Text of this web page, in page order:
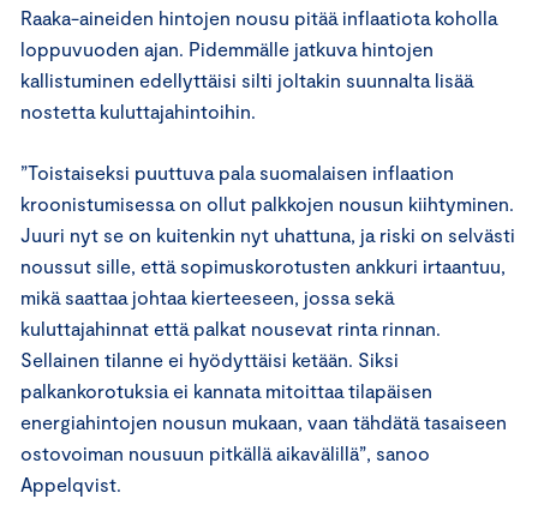
Raaka-aineiden hintojen nousu pitää inflaatiota koholla
loppuvuoden ajan. Pidemmälle jatkuva hintojen
kallistuminen edellyttäisi silti joltakin suunnalta lisää
nostetta kuluttajahintoihin.
”Toistaiseksi puuttuva pala suomalaisen inflaation
kroonistumisessa on ollut palkkojen nousun kiihtyminen.
Juuri nyt se on kuitenkin nyt uhattuna, ja riski on selvästi
noussut sille, että sopimuskorotusten ankkuri irtaantuu,
mikä saattaa johtaa kierteeseen, jossa sekä
kuluttajahinnat että palkat nousevat rinta rinnan.
Sellainen tilanne ei hyödyttäisi ketään. Siksi
palkankorotuksia ei kannata mitoittaa tilapäisen
energiahintojen nousun mukaan, vaan tähdätä tasaiseen
ostovoiman nousuun pitkällä aikavälillä”, sanoo
Appelqvist.